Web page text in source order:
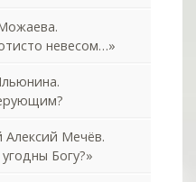
невесом…»
Мечёв.
Богу?»